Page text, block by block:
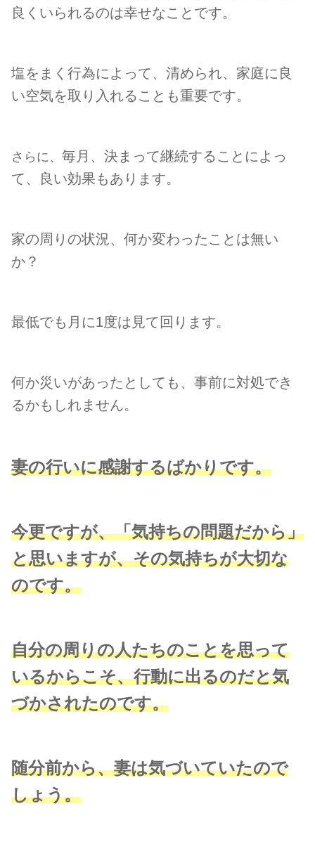
良くいられるのは幸せなことです。
塩をまく行為によって、清められ、家庭に良
い空気を取り入れることも重要です。
さらに、 毎月、決まって継続することによっ
て、良い効果もあります。
家の周りの状況、何か変わったことは無い
か？
最低でも月に1度は見て回ります。
何か災いがあったとしても、事前に対処でき
るかもしれません。
妻の行いに感謝するばかりです。
今更ですが、「気持ちの問題だから」
と思いますが、その気持ちが大切な
のです。
自分の周りの人たちのことを思って
いるからこそ、行動に出るのだと気
づかされたのです。
随分前から、妻は気づいていたので
しょう。